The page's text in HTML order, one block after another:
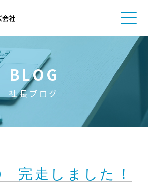
BLOG
社長ブログ
完走しました！